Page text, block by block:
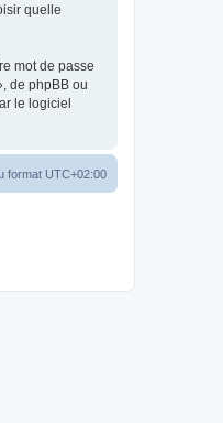
quelle
mot de passe
de phpBB ou
le logiciel
format UTC+02:00